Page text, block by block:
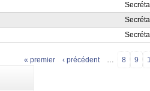
« premier ‹ précédent … 8 9